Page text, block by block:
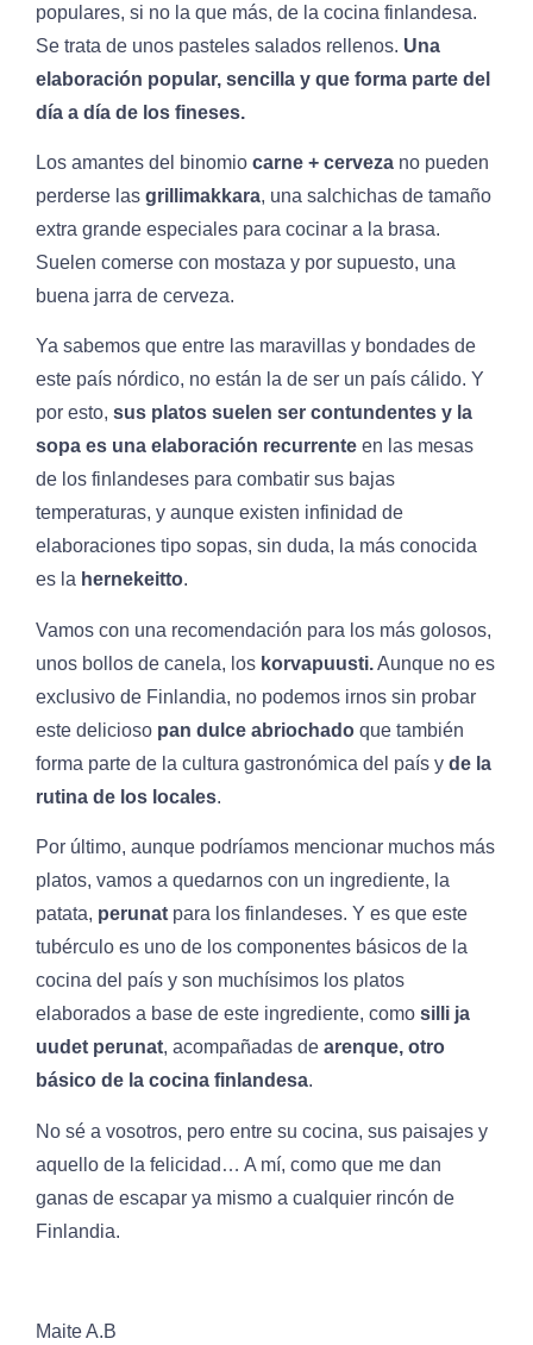
populares, si no la que más, de la cocina finlandesa.
Se trata de unos pasteles salados rellenos. Una
elaboración popular, sencilla y que forma parte del
día a día de los fineses.
Los amantes del binomio carne + cerveza no pueden
perderse las grillimakkara, una salchichas de tamaño
extra grande especiales para cocinar a la brasa.
Suelen comerse con mostaza y por supuesto, una
buena jarra de cerveza.
Ya sabemos que entre las maravillas y bondades de
este país nórdico, no están la de ser un país cálido. Y
por esto, sus platos suelen ser contundentes y la
sopa es una elaboración recurrente en las mesas
de los finlandeses para combatir sus bajas
temperaturas, y aunque existen infinidad de
elaboraciones tipo sopas, sin duda, la más conocida
es la hernekeitto.
Vamos con una recomendación para los más golosos,
unos bollos de canela, los korvapuusti.Aunque no es
exclusivo de Finlandia, no podemos irnos sin probar
este delicioso pan dulce abriochado que también
forma parte de la cultura gastronómica del país y de la
rutina de los locales.
Por último, aunque podríamos mencionar muchos más
platos, vamos a quedarnos con un ingrediente, la
patata, perunat para los finlandeses. Y es que este
tubérculo es uno de los componentes básicos de la
cocina del país y son muchísimos los platos
elaborados a base de este ingrediente, como silli ja
uudet perunat, acompañadas de arenque, otro
básico de la cocina finlandesa.
No sé a vosotros, pero entre su cocina, sus paisajes y
aquello de la felicidad… A mí, como que me dan
ganas de escapar ya mismo a cualquier rincón de
Finlandia.
Maite A.B